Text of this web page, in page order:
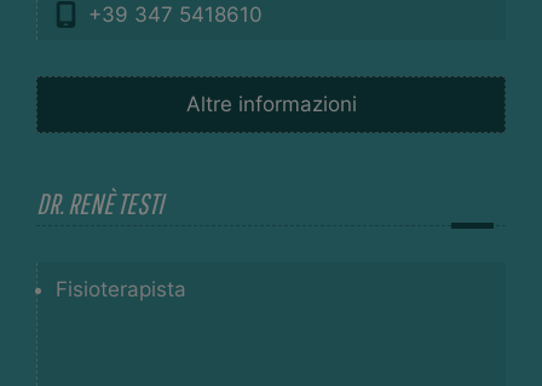
+39 347 5418610
Altre informazioni
DR. RENÈ TESTI
Fisioterapista